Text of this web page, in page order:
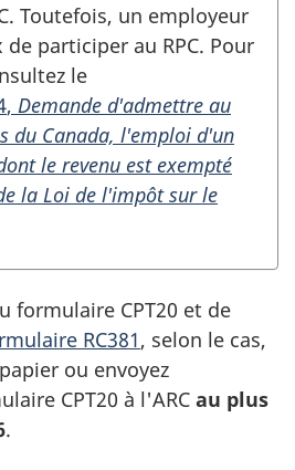
Toutefois, un employeur
participer au RPC. Pour
le
, Demande d'admettre au
du Canada, l'emploi d'un
le revenu est exempté
la Loi de l'impôt sur le
formulaire CPT20 et de
RC381, selon le cas,
ou envoyez
CPT20 à l'ARC au plus
.